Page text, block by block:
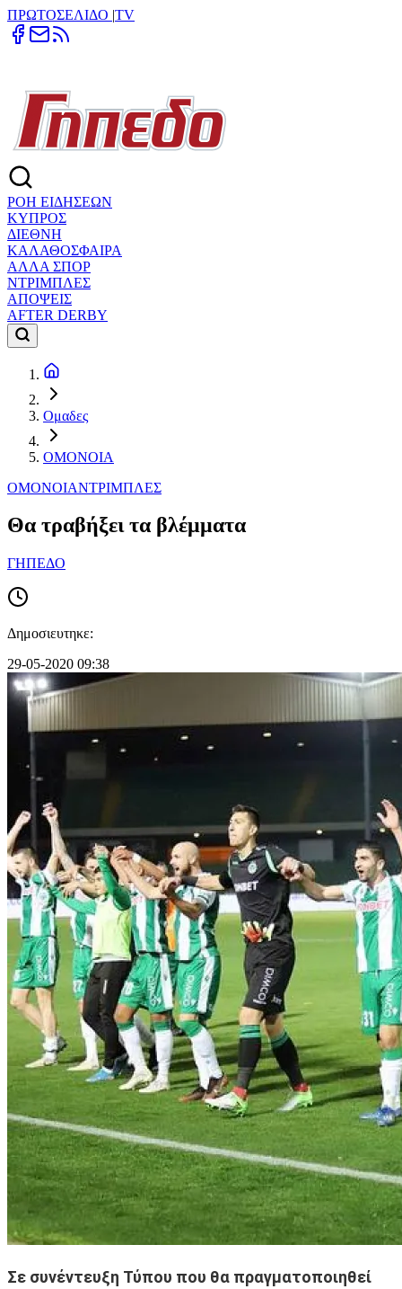
ΠΡΩΤΟΣΕΛΙΔΟ |TV
ΡΟΗ ΕΙΔΗΣΕΩΝ
ΚΥΠΡΟΣ
ΔΙΕΘΝΗ
ΚΑΛΑΘΟΣΦΑΙΡΑ
ΑΛΛΑ ΣΠΟΡ
ΝΤΡΙΜΠΛΕΣ
ΑΠΟΨΕΙΣ
AFTER DERBY
Ομαδες
ΟΜΟΝΟΙΑ
ΟΜΟΝΟΙΑΝΤΡΙΜΠΛΕΣ
Θα τραβήξει τα βλέμματα
ΓΗΠΕΔΟ
Δημοσιευτηκε:
29-05-2020 09:38
Σε συνέντευξη Τύπου που θα πραγματοποιηθεί